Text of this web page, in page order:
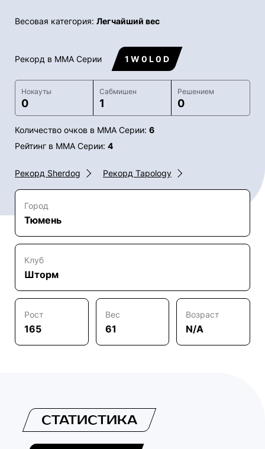
Весовая категория: Легчайший вес
Рекорд в ММА Серии 1 W 0 L 0 D
Нокауты
0
Сабмишен
1
Решением
0
Количество очков в ММА Серии: 6
Рейтинг в ММА Серии: 4
Рекорд Sherdog Рекорд Tapology
Город
Тюмень
Клуб
Шторм
Рост
165
Вес
61
Возраст
N/A
СТАТИСТИКА